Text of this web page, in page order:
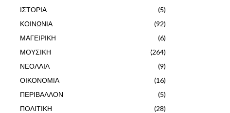
ΙΣΤΟΡΙΑ
(5)
ΚΟΙΝΩΝΙΑ
(92)
ΜΑΓΕΙΡΙΚΗ
(6)
ΜΟΥΣΙΚΗ
(264)
ΝΕΟΛΑΙΑ
(9)
ΟΙΚΟΝΟΜΙΑ
(16)
ΠΕΡΙΒΑΛΛΟΝ
(5)
ΠΟΛΙΤΙΚΗ
(28)